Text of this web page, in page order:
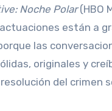
Noche Polar(HBO
están a
las
originales y
del crimen